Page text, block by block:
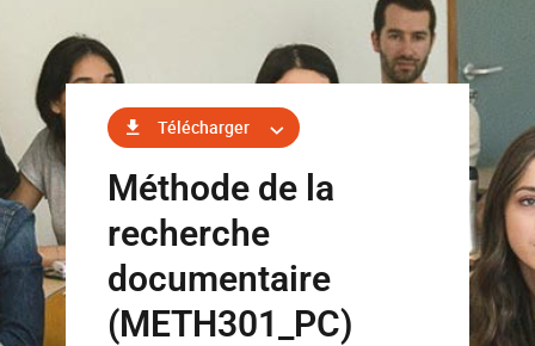
Télécharger
Méthode de la
recherche
documentaire
(METH301_PC)